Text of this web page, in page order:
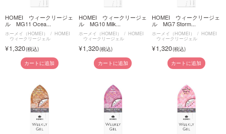
HOMEI ウィークリージェ
ル MG11 Ocea...
ホーメイ（HOMEI） HOMEI
ウィークリージェル
1,320
カートに追加
HOMEI ウィークリージェ
ル MG10 Milk...
ホーメイ（HOMEI） HOMEI
ウィークリージェル
1,320
カートに追加
HOMEI ウィークリージェ
ル MG7 Storm...
ホーメイ（HOMEI） HOMEI
ウィークリージェル
1,320
カートに追加